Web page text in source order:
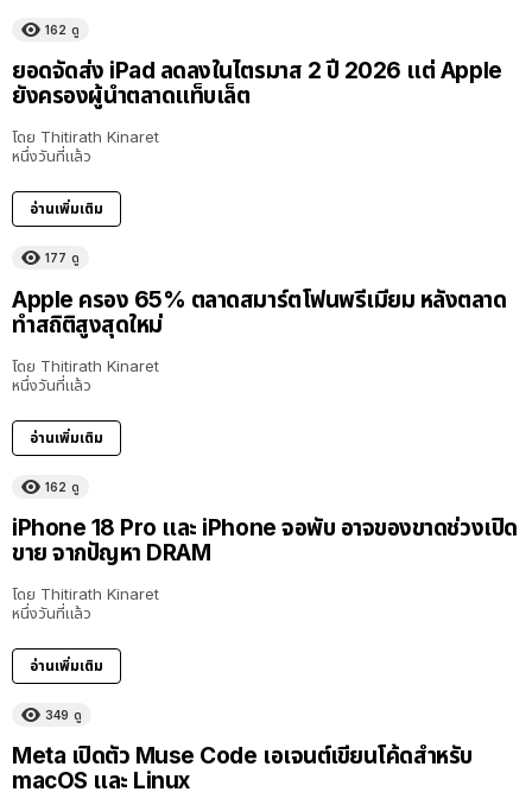
162 ดู
ยอดจัดส่ง iPad ลดลงในไตรมาส 2 ปี 2026 แต่ Apple
ยังครองผู้นำตลาดแท็บเล็ต
โดย Thitirath Kinaret
หนึ่งวันที่แล้ว
อ่านเพิ่มเติม
177 ดู
Apple ครอง 65% ตลาดสมาร์ตโฟนพรีเมียม หลังตลาด
ทำสถิติสูงสุดใหม่
โดย Thitirath Kinaret
หนึ่งวันที่แล้ว
อ่านเพิ่มเติม
162 ดู
iPhone 18 Pro และ iPhone จอพับ อาจของขาดช่วงเปิด
ขาย จากปัญหา DRAM
โดย Thitirath Kinaret
หนึ่งวันที่แล้ว
อ่านเพิ่มเติม
349 ดู
Meta เปิดตัว Muse Code เอเจนต์เขียนโค้ดสำหรับ
macOS และ Linux